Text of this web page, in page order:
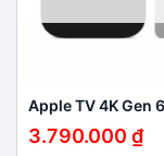
Apple TV 4K Gen 6
3.790.000 ₫